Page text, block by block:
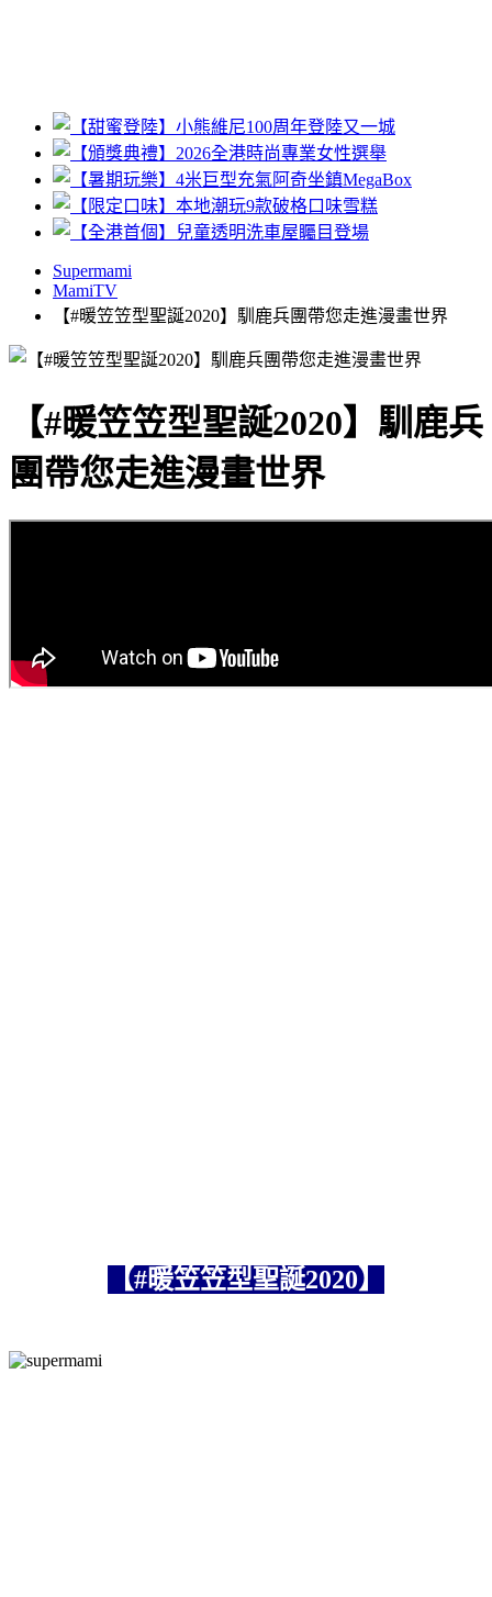
Supermami
MamiTV
【#暖笠笠型聖誕2020】馴鹿兵團帶您走進漫畫世界
【#暖笠笠型聖誕2020】馴鹿兵
團帶您走進漫畫世界
【#暖笠笠型聖誕2020】